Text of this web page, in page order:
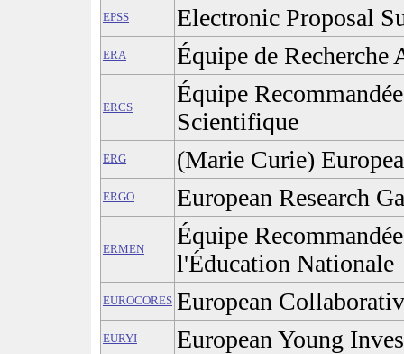
EPSS Electronic Proposal
ERA Équipe de Recherche
ERCS
Équipe
Scientifique
ERG (Marie Curie)
ERGO European Research
ERMEN
Équipe
l'Éducation Nationale
EUROCORES European
EURYI European Young